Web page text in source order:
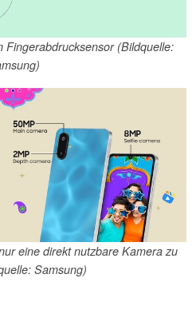
(Bildquelle:
eine direkt nutzbare Kamera zu
Samsung)